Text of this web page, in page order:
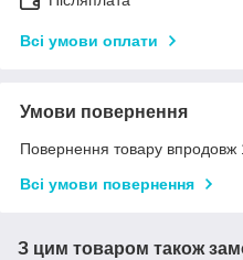
Всі умови оплати
Умови повернення
Повернення товару впродовж
Всі умови повернення
З цим товаром також